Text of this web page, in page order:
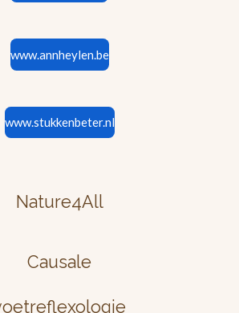
www.annheylen.be
www.stukkenbeter.nl
Nature4All
Causale